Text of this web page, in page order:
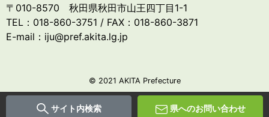
サイト内検索 県へのお問い合わせ
〒010-8570 秋田県秋田市山王四丁目1-1
TEL：018-860-3751 / FAX：018-860-3871
E-mail：iju@pref.akita.lg.jp
© 2021 AKITA Prefecture